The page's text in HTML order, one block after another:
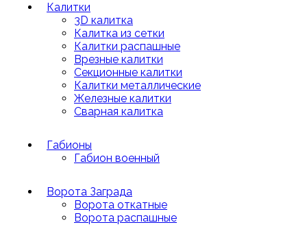
Калитки
3D калитка
Калитка из сетки
Калитки распашные
Врезные калитки
Секционные калитки
Калитки металлические
Железные калитки
Сварная калитка
Габионы
Габион военный
Ворота Заграда
Ворота откатные
Ворота распашные